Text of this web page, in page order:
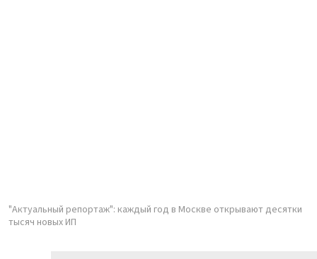
"Актуальный репортаж": каждый год в Москве открывают десятки
тысяч новых ИП